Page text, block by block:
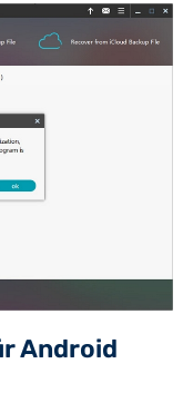
Android